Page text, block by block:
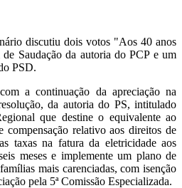
discutiu dois votos "Aos 40 anos
Saudação da autoria do PCP e um
PSD.
a continuação da apreciação na
da autoria do PS, intitulado
que destine o equivalente ao
compensação relativo aos direitos de
taxas na fatura da eletricidade aos
meses e implemente um plano de
mais carenciadas, com isenção
pela 5ª Comissão Especializada.